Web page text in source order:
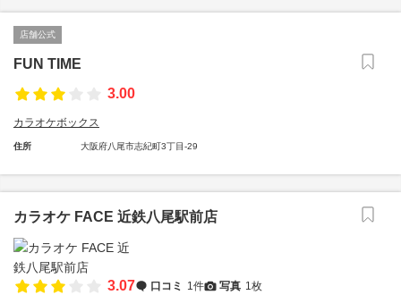
店舗公式
FUN TIME
3.00
カラオケボックス
住所 大阪府八尾市志紀町3丁目-29
カラオケ FACE 近鉄八尾駅前店
3.07 口コミ 1件 写真 1枚